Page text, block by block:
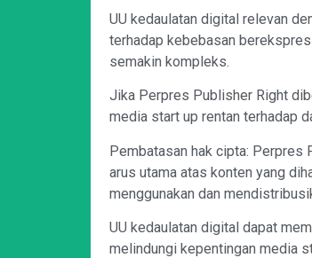
UU kedaulatan digital relevan
terhadap kebebasan
semakin kompleks.
Jika Perpres Publisher Right
media start up rentan terhadap
Pembatasan hak cipta: Perpres
arus utama atas konten yang
menggunakan dan
UU kedaulatan digital dapat
melindungi kepentingan media